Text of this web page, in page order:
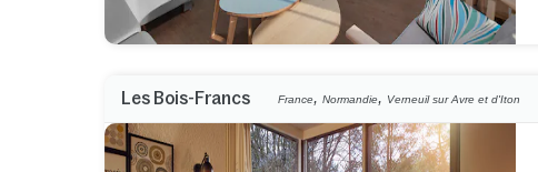
Les Bois-Francs France,Normandie, Verneuil sur Avre et d'Iton